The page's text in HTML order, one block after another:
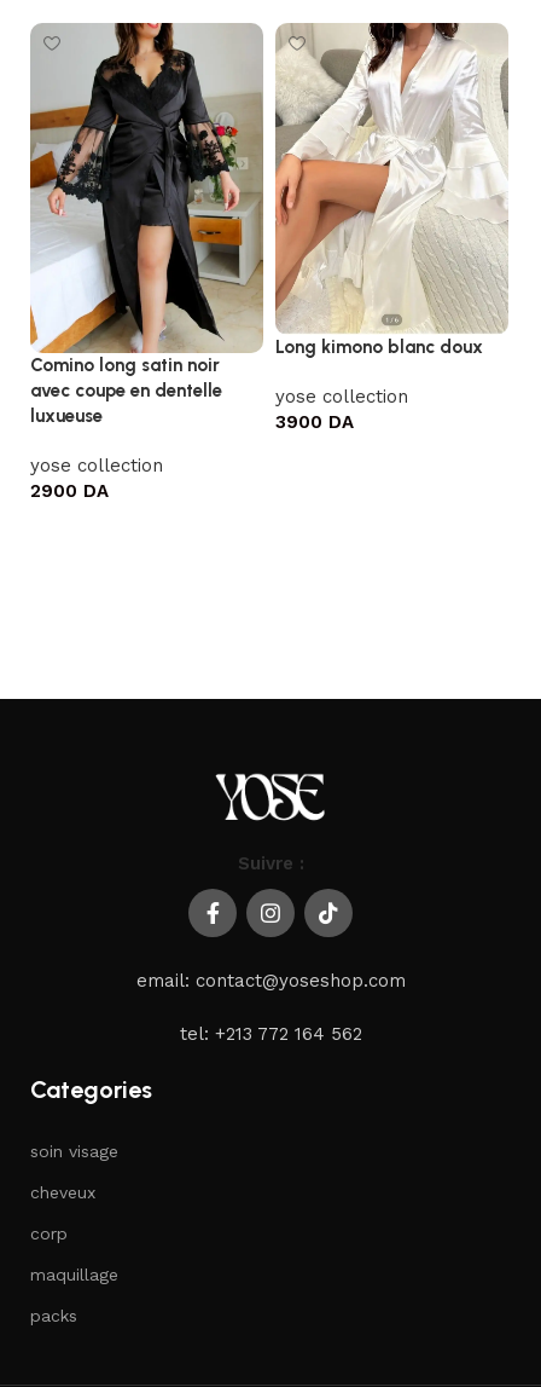
Comino long satin noir
avec coupe en dentelle
luxueuse
yose collection
2900 DA
Long kimono blanc doux
yose collection
3900 DA
Suivre :
email: contact@yoseshop.com
tel: +213 772 164 562
Categories
soin visage
cheveux
corp
maquillage
packs